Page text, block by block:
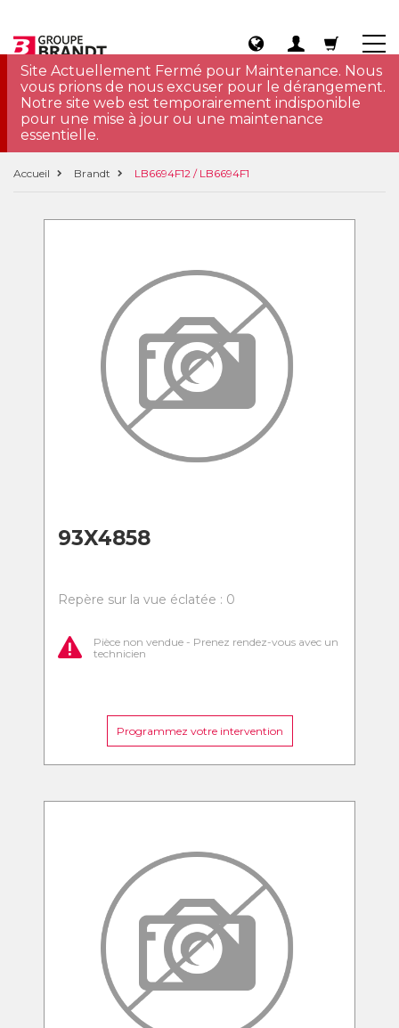
Site Actuellement Fermé pour Maintenance. Nous
vous prions de nous excuser pour le dérangement.
Notre site web est temporairement indisponible
pour une mise à jour ou une maintenance
essentielle.
Accueil Brandt LB6694F12 / LB6694F1
93X4858
Repère sur la vue éclatée : 0
Pièce non vendue - Prenez rendez-vous avec un
technicien
Programmez votre intervention